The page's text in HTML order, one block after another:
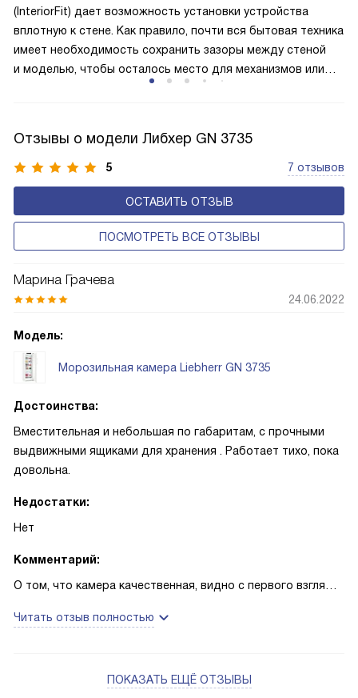
камеры.
(InteriorFit) дает возможность установки устройства
вплотную к стене. Как правило, почти вся бытовая техника
имеет необходимость сохранить зазоры между стеной
и моделью, чтобы осталось место для механизмов или
другими способами интегрировать в интерьер кухни
и других помещений. Если вы ограничены в пространстве
или просто хотите сохранить дизайн гармоничным,
то модели с этим типом конструкции подойдут вам
идеально.
Отзывы о модели Либхер GN 3735
5 7 отзывов
ОСТАВИТЬ ОТЗЫВ
ПОСМОТРЕТЬ ВСЕ ОТЗЫВЫ
Марина Грачева
24.06.2022
Модель:
Морозильная камера Liebherr GN 3735
Достоинства:
Вместительная и небольшая по габаритам, с прочными
выдвижными ящиками для хранения . Работает тихо, пока
довольна.
Недостатки:
Нет
Комментарий:
О том, что камера качественная, видно с первого взгляда.
других моделях таких нет, все жидкие и ненадежные. Всем
Читать отзыв полностью
ПОКАЗАТЬ ЕЩЁ ОТЗЫВЫ